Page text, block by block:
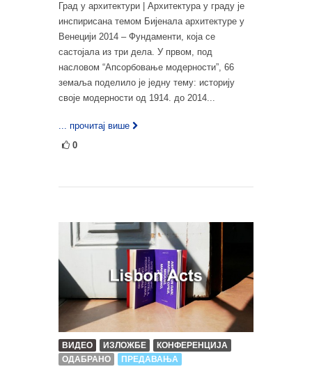
Град у архитектури | Архитектура у граду је
инспирисана темом Бијенала архитектуре у
Венецији 2014 – Фундаменти, која се
састојала из три дела. У првом, под
насловом “Апсорбовање модерности”, 66
земаља поделило је једну тему: историју
своје модерности од 1914. до 2014...
... прочитај више
0
ВИДЕО ИЗЛОЖБЕ
КОНФЕРЕНЦИЈА
ОДАБРАНО
ПРЕДАВАЊА